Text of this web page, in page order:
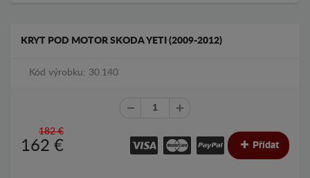
KRYT POD MOTOR SKODA YETI (2009-2012)
Kód výrobku: 30.140
182 €
162 € Přídat